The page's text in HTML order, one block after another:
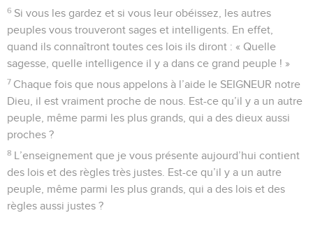
6 Si vous les gardez et si vous leur obéissez, les autres
peuples vous trouveront sages et intelligents. En effet,
quand ils connaîtront toutes ces lois ils diront : « Quelle
sagesse, quelle intelligence il y a dans ce grand peuple ! »
7 Chaque fois que nous appelons à l’aide le SEIGNEUR notre
Dieu, il est vraiment proche de nous. Est-ce qu’il y a un autre
peuple, même parmi les plus grands, qui a des dieux aussi
proches ?
8 L’enseignement que je vous présente aujourd’hui contient
des lois et des règles très justes. Est-ce qu’il y a un autre
peuple, même parmi les plus grands, qui a des lois et des
règles aussi justes ?